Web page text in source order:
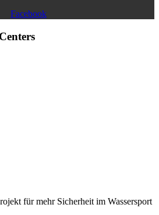
Facebook
für mehr Sicherheit im Wassersport